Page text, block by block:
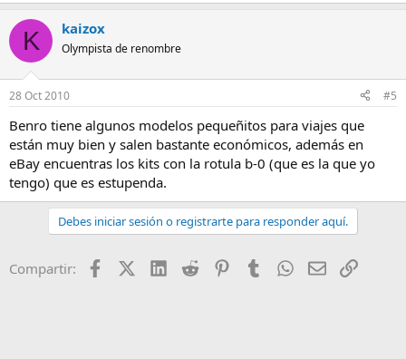
K kaizox
Olympista de renombre
28 Oct 2010 #5
Benro tiene algunos modelos pequeñitos para viajes que
están muy bien y salen bastante económicos, además en
eBay encuentras los kits con la rotula b-0 (que es la que yo
tengo) que es estupenda.
Debes iniciar sesión o registrarte para responder aquí.
Compartir: FacebookX (Twitter)
LinkedIn
Reddit PinterestTumblr WhatsApp
EmailEnlace